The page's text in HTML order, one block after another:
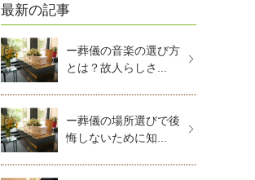
最新の記事
ー葬儀の音楽の選び方
とは？故人らしさ...
ー葬儀の場所選びで後
悔しないために知...